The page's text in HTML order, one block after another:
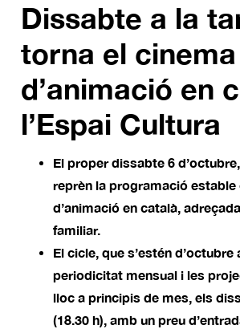
Dissabte a la
torna el cinema
d’animació en
l’Espai Cultura
El proper dissabte 6
reprèn la programació estable
d’animació en català,
familiar.
El cicle, que s’estén d’octubre
periodicitat mensual i les
lloc a principis de mes, els
(18.30 h), amb un preu